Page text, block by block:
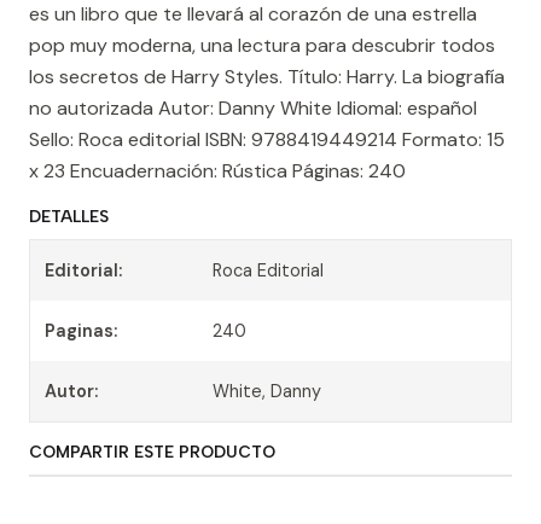
es un libro que te llevará al corazón de una estrella
pop muy moderna, una lectura para descubrir todos
los secretos de Harry Styles. Título: Harry. La biografía
no autorizada Autor: Danny White Idiomal: español
Sello: Roca editorial ISBN: 9788419449214 Formato: 15
x 23 Encuadernación: Rústica Páginas: 240
DETALLES
Editorial: Roca Editorial
Paginas: 240
Autor: White, Danny
COMPARTIR ESTE PRODUCTO